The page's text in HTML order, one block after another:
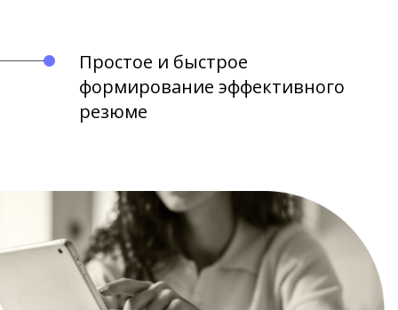
Простое и быстрое
формирование эффективного
резюме